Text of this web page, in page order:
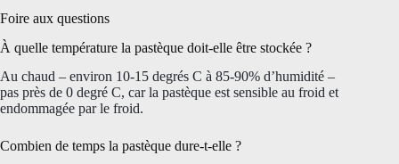
Foire aux questions
À quelle température la pastèque doit-elle être stockée ?
Au chaud – environ 10-15 degrés C à 85-90% d’humidité –
pas près de 0 degré C, car la pastèque est sensible au froid et
endommagée par le froid.
Combien de temps la pastèque dure-t-elle ?